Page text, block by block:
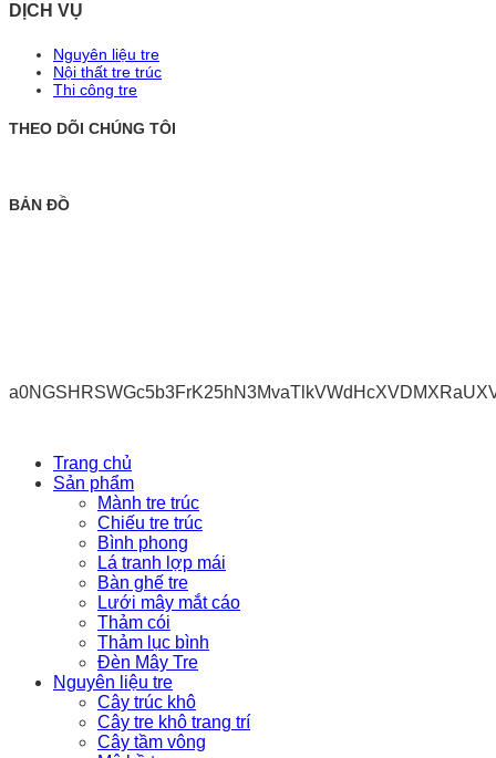
DỊCH VỤ
Nguyên liệu tre
Nội thất tre trúc
Thi công tre
THEO DÕI CHÚNG TÔI
BẢN ĐỒ
Trang chủ
Sản phẩm
Mành tre trúc
Chiếu tre trúc
Bình phong
Lá tranh lợp mái
Bàn ghế tre
Lưới mây mắt cáo
Thảm cói
Thảm lục bình
Đèn Mây Tre
Nguyên liệu tre
Cây trúc khô
Cây tre khô trang trí
Cây tầm vông